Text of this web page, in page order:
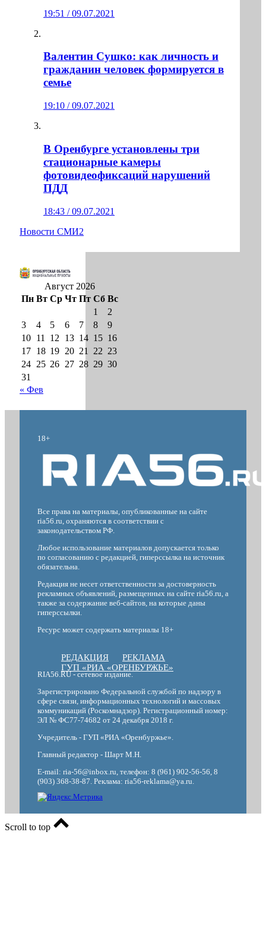
19:51 / 09.07.2021
Валентин Сушко: как личность и
гражданин человек формируется в
семье
19:10 / 09.07.2021
В Оренбурге установлены три
стационарные камеры
фотовидеофиксаций нарушений
ПДД
18:43 / 09.07.2021
Новости СМИ2
Август 2026
Пн Вт Ср Чт Пт Сб Вс
1
2
3
4 5 6 7 8
9
10 11 12 13 14 15 16
17 18 19 20 21 22 23
24 25 26 27 28 29 30
31
« Фев
18+
Все права на материалы, опубликованные на сайте
ria56.ru, охраняются в соответствии с
законодательством РФ.
Любое использование материалов допускается только
по согласованию с редакцией, гиперссылка на источник
обязательна.
Редакция не несет ответственности за достоверность
рекламных объявлений, размещенных на сайте ria56.ru, а
также за содержание веб-сайтов, на которые даны
гиперссылки.
Ресурс может содержать материалы 18+
РЕДАКЦИЯ
РЕКЛАМА
ГУП «РИА «ОРЕНБУРЖЬЕ»
RIA56.RU - сетевое издание.
Зарегистрировано Федеральной службой по надзору в
сфере связи, информационных технологий и массовых
коммуникаций (Роскомнадзор). Регистрационный номер:
ЭЛ № ФС77-74682 от 24 декабря 2018 г.
Учредитель - ГУП «РИА «Оренбуржье».
Главный редактор - Шарт М.Н.
E-mail: ria-56@inbox.ru, телефон: 8 (961) 902-56-56, 8
(903) 368-38-87. Реклама: ria56-reklama@ya.ru.
Scroll to top